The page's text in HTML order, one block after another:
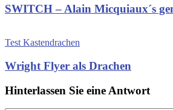
SWITCH – Alain Micquiaux´s
Test Kastendrachen
Wright Flyer als Drachen
Hinterlassen Sie eine Antwort